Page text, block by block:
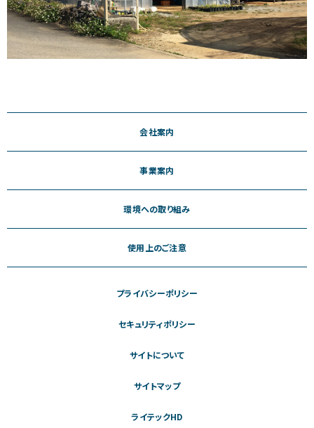
会社案内
事業案内
環境への取り組み
使用上のご注意
プライバシーポリシー
セキュリティポリシー
サイトについて
サイトマップ
ライテックHD